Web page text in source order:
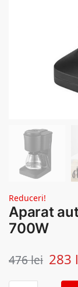
Reduceri!
Aparat
700W
476lei 283